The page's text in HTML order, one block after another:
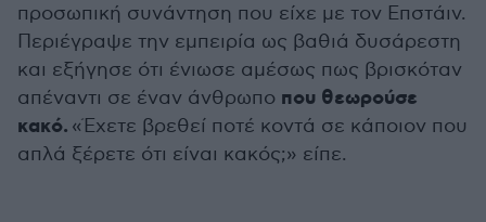
προσωπική συνάντηση που είχε με τον Επστάιν.
Περιέγραψε την εμπειρία ως βαθιά δυσάρεστη
και εξήγησε ότι ένιωσε αμέσως πως βρισκόταν
απέναντι σε έναν άνθρωπο που θεωρούσε
κακό. «Έχετε βρεθεί ποτέ κοντά σε κάποιον που
απλά ξέρετε ότι είναι κακός;» είπε.